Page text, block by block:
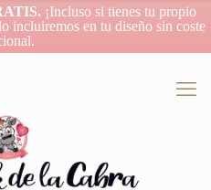
¡Incluso si tienes tu propio
incluiremos en tu diseño sin coste